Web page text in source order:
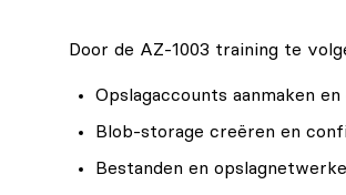
gedetailleerd begrip van
staat om robuuste en
Beveiligingsanalisten en -
Door de AZ-1003 training te
Opslagaccounts aanmaken
Blob-storage creëren en
Bestanden en